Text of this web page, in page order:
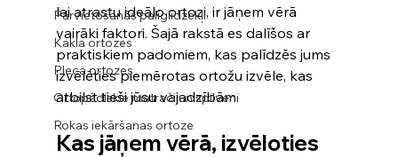
Pārvietošanās palīglīdzekļi
Kakla ortozes
Pleca ortozes
Ortopēdiskie matrači un spilveni
Rokas iekāršanas ortoze
lai atrastu ideālo ortozi, ir jāņem vērā
vairāki faktori. Šajā rakstā es dalīšos ar
praktiskiem padomiem, kas palīdzēs jums
izvēlēties piemērotas ortožu izvēle, kas
atbilst tieši jūsu vajadzībām.
Kas jāņem vērā, izvēloties